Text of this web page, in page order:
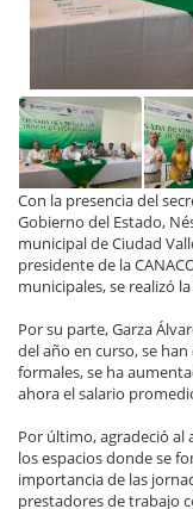
Con la presencia del
Gobierno del Estado,
municipal de Ciudad
presidente de la
municipales, se realizó
Por su parte, Garza
del año en curso, se
formales, se ha
ahora el salario
Por último, agradeció al
los espacios donde se
importancia de las
prestadores de trabajo